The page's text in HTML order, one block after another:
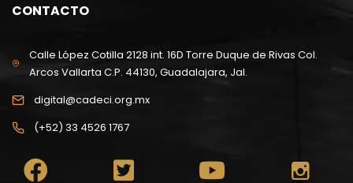
CONTACTO
Calle López Cotilla 2128 int. 16D Torre Duque de Rivas Col.
Arcos Vallarta C.P. 44130, Guadalajara, Jal.
digital@cadeci.org.mx
(+52) 33 4526 1767